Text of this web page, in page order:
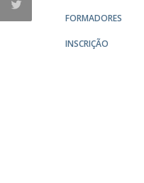
FORMADORES
INSCRIÇÃO